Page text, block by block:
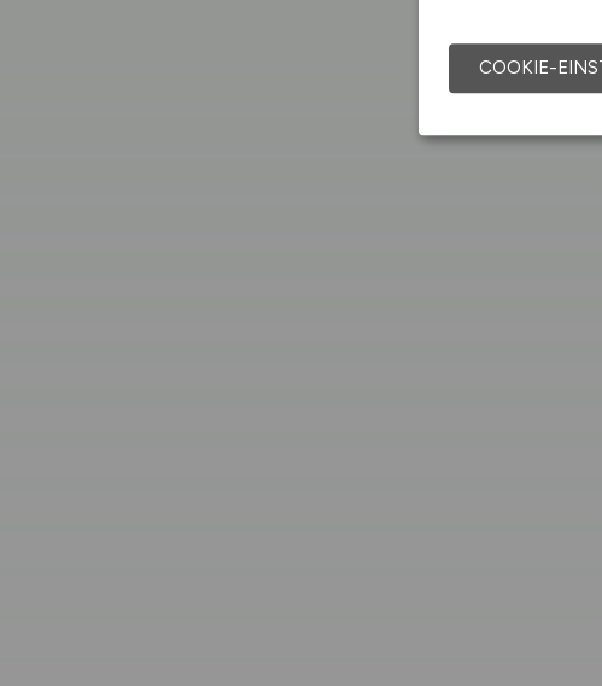
COOKIE-